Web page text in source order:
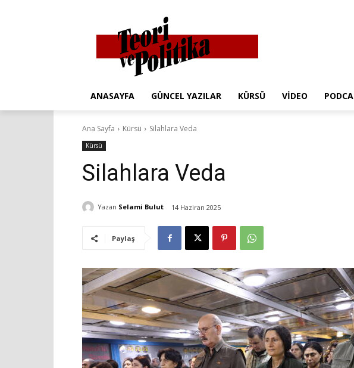
ANASAYFA GÜNCEL YAZILAR KÜRSÜ VIDEO
Ana Sayfa Kürsü Silahlara Veda
Kürsü
Silahlara Veda
Yazan Selami Bulut 14 Haziran 2025
Paylaş